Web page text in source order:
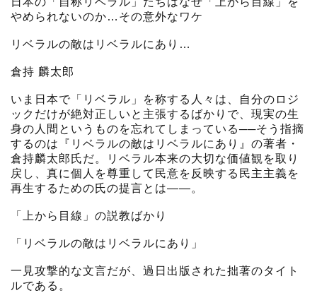
やめられないのか…その意外なワケ
リベラルの敵はリベラルにあり…
倉持 麟太郎
いま日本で「リベラル」を称する人々は、自分のロジ
ックだけが絶対正しいと主張するばかりで、現実の生
身の人間というものを忘れてしまっている──そう指摘
するのは『リベラルの敵はリベラルにあり』の著者・
倉持麟太郎氏だ。リベラル本来の大切な価値観を取り
戻し、真に個人を尊重して民意を反映する民主主義を
再生するための氏の提言とは――。
「上から目線」の説教ばかり
「リベラルの敵はリベラルにあり」
一見攻撃的な文言だが、過日出版された拙著のタイト
ルである。